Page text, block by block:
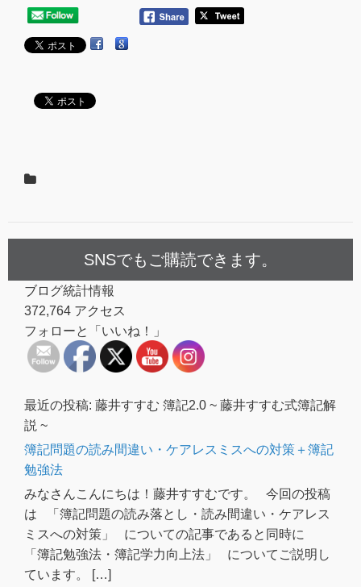
SNSでもご購読できます。
ブログ統計情報
372,764 アクセス
フォローと「いいね！」
最近の投稿: 藤井すすむ 簿記2.0 ~ 藤井すすむ式簿記解
説 ~
簿記問題の読み間違い・ケアレスミスへの対策＋簿記
勉強法
みなさんこんにちは！藤井すすむです。 今回の投稿
は 「簿記問題の読み落とし・読み間違い・ケアレス
ミスへの対策」 についての記事であると同時に
「簿記勉強法・簿記学力向上法」 についてご説明し
ています。 […]